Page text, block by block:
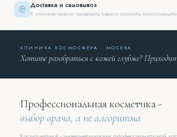
Доставка и самовывоз
В клинике можно проверить товар и получить консультацию
КЛИНИКА КОСМОСФЕРА · МОСКВА
Хотите разобраться с кожей глубже?
Профессиональная косметика -
выбор врача, а не алгоритма